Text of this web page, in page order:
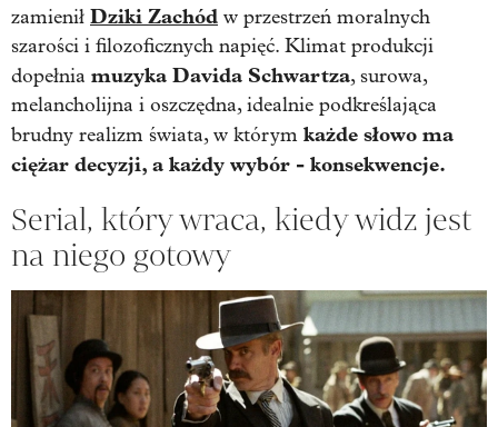
zamienił Dziki Zachód w przestrzeń moralnych
szarości i filozoficznych napięć. Klimat produkcji
dopełnia muzyka Davida Schwartza, surowa,
melancholijna i oszczędna, idealnie podkreślająca
brudny realizm świata, w którym każde słowo ma
ciężar decyzji, a każdy wybór - konsekwencje.
Serial, który wraca, kiedy widz jest
na niego gotowy